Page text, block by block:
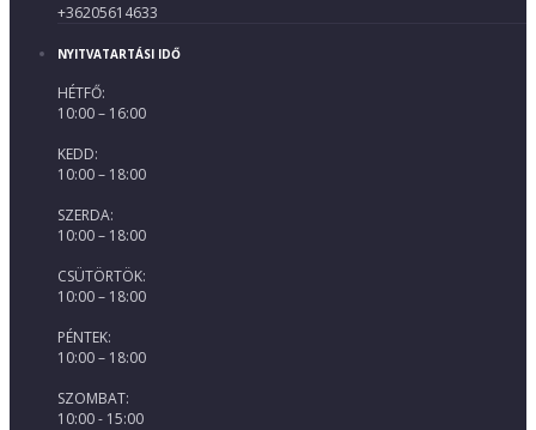
+36205614633
NYITVATARTÁSI IDŐ
HÉTFŐ:
10:00 – 16:00
KEDD:
10:00 – 18:00
SZERDA:
10:00 – 18:00
CSÜTÖRTÖK:
10:00 – 18:00
PÉNTEK:
10:00 – 18:00
SZOMBAT:
10:00 - 15:00